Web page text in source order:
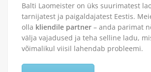
Balti Laomeister on üks suurimatest
tarnijatest ja paigaldajatest Eestis.
olla kliendile partner – anda parimat
välja vajadused ja teha selline ladu,
võimalikul viisil lahendab probleemi.